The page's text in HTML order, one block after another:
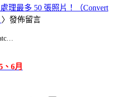
理最多 50 張照片！（Convert
〉發佈留言
6月